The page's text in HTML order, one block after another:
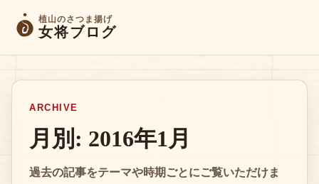
植山のさつま揚げ
女将ブログ
ARCHIVE
月別: 2016年1月
過去の記事をテーマや時期ごとにご覧いただけま